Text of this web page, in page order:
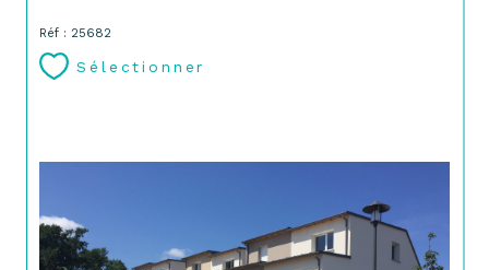
Réf : 25682
Sélectionner